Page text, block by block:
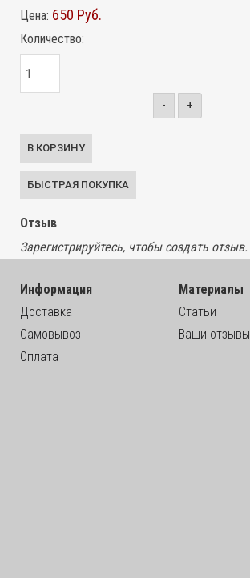
Цена: 650 Руб.
Количество:
- +
Отзыв
Зарегистрируйтесь, чтобы создать отзыв.
Информация
Доставка
Самовывоз
Оплата
Материалы
Статьи
Ваши отзывы